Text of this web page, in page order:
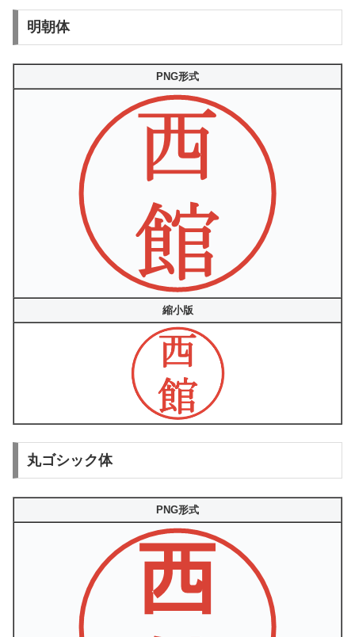
明朝体
PNG形式
縮小版
丸ゴシック体
PNG形式